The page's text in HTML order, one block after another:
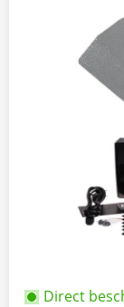
Direct